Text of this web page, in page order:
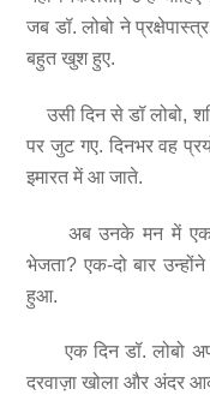
जब डॉ. लोबो ने
बहुत खुश हुए.
उसी दिन से डॉ लोबो,
पर जुट गए. दिनभर वह
इमारत में आ जाते.
अब उनके मन में एक ही
भेजता? एक-दो बार
हुआ.
एक दिन डॉ. लोबो
दरवाज़ा खोला और अंदर